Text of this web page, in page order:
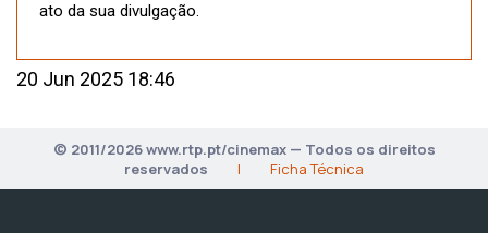
ato da sua divulgação.
20 Jun 2025 18:46
© 2011/2026 www.rtp.pt/cinemax — Todos os direitos
reservados
| Ficha Técnica